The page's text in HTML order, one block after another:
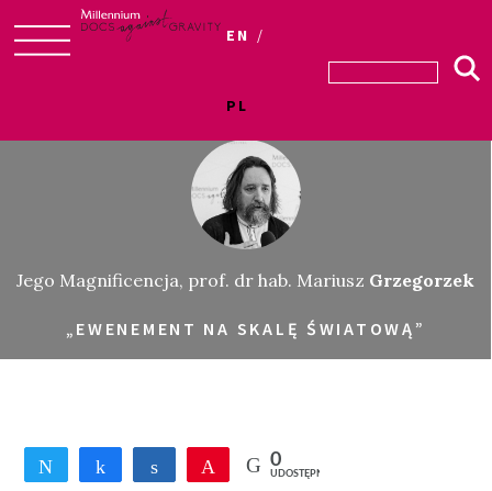
EN
PL
Jego Magnificencja, prof. dr hab. Mariusz Grzegorzek
„EWENEMENT NA SKALĘ ŚWIATOWĄ”
Tweetnij UdostępnijUdostępnijPrzypnij
0
UDOSTĘPNIEŃ